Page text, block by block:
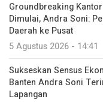
Groundbreaking Kantor
Dimulai, Andra Soni:
Daerah ke Pusat
5 Agustus 2026 - 14:41
Sukseskan Sensus
Banten Andra Soni
Lapangan